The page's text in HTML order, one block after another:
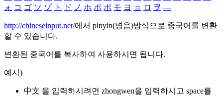
ォ コ ゴ ソ ゾ ト ド ノ ホ ボ ポ モ ヨ ョ ロ ヲ ―
http://chineseinput.net/에서 pinyin(병음)방식으로 중국어를 변환
할 수 있습니다.
변환된 중국어를 복사하여 사용하시면 됩니다.
예시)
中文 을 입력하시려면 zhongwen을 입력하시고 space를